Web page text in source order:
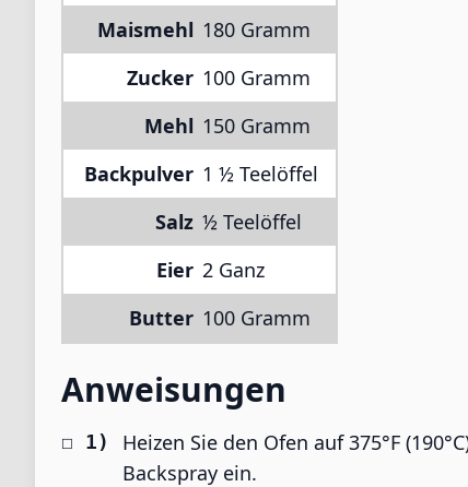
Maismehl 180 Gramm
Zucker 100 Gramm
Mehl 150 Gramm
Backpulver 1 ½ Teelöffel
Salz ½ Teelöffel
Eier 2 Ganz
Butter 100 Gramm
Anweisungen
Heizen Sie den Ofen auf 375°F
Backspray ein.